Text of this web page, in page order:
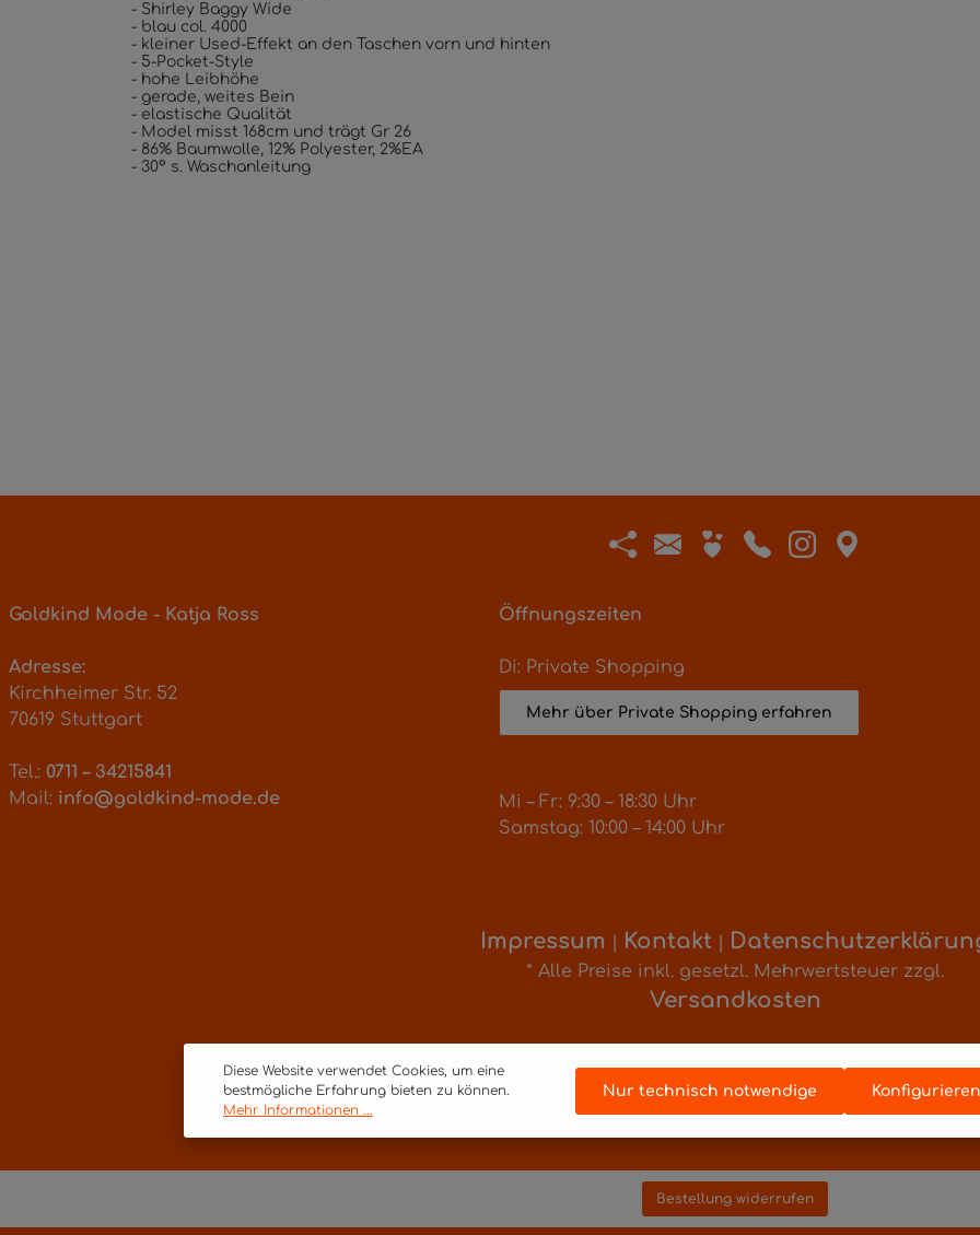
- Shirley Baggy Wide
- blau col. 4000
- kleiner Used-Effekt an den Taschen vorn und hinten
- 5-Pocket-Style
- hohe Leibhöhe
- gerade, weites Bein
- elastische Qualität
- Model misst 168cm und trägt Gr 26
- 86% Baumwolle, 12% Polyester, 2%EA
- 30° s. Waschanleitung
Goldkind Mode - Katja Ross
Adresse:
Kirchheimer Str. 52
70619 Stuttgart
Tel.: 0711 – 34215841
Mail: info@goldkind-mode.de
Öffnungszeiten
Di: Private Shopping
Mehr über Private Shopping erfahren
Mi – Fr: 9:30 – 18:30 Uhr
Samstag: 10:00 – 14:00 Uhr
Impressum Kontakt
* Alle Preise inkl. gesetzl. Mehrwertsteuer zzgl.
Versandkosten
Realisiert mit Shopware
Bestellung widerrufen
Diese Website verwendet Cookies, um eine
bestmögliche Erfahrung bieten zu können.
Mehr Informationen ...
Nur technisch notwendige Konfigurieren